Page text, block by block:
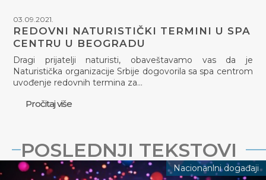
03.09.2021.
REDOVNI NATURISTIČKI TERMINI U SPA
CENTRU U BEOGRADU
Dragi prijatelji naturisti, obaveštavamo vas da je
Naturistička organizacije Srbije dogovorila sa spa centrom
uvođenje redovnih termina za…
Pročitaj više
POSLEDNJI TEKSTOVI
Nacionanlni događaji